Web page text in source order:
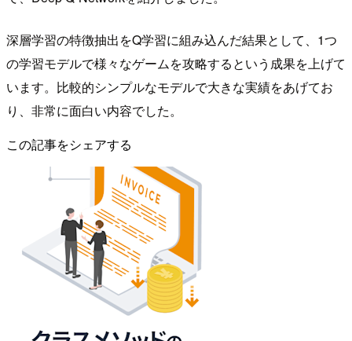
深層学習の特徴抽出をQ学習に組み込んだ結果として、1つ
の学習モデルで様々なゲームを攻略するという成果を上げて
います。比較的シンプルなモデルで大きな実績をあげてお
り、非常に面白い内容でした。
この記事をシェアする